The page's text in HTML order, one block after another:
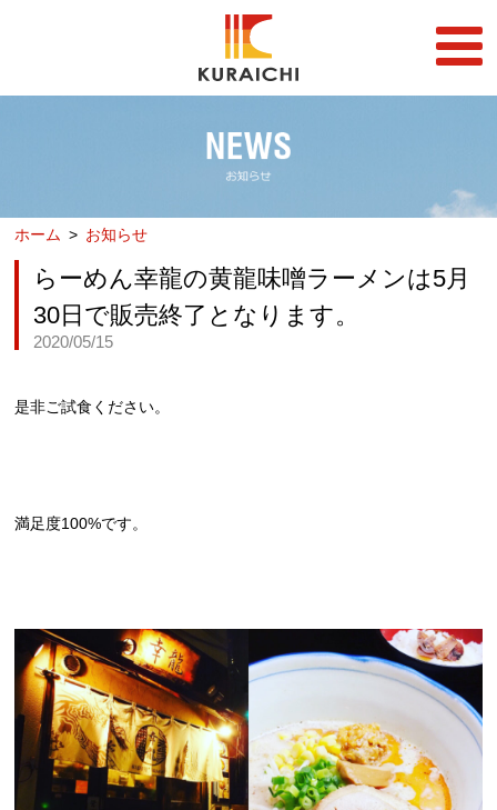
FRANCHISE
店舗一覧
丼店一覧
DON STORE
COMPANY
採用情報
RECRUIT
ホーム お知らせ
らーめん幸龍の黄龍味噌ラーメンは5月
30日で販売終了となります。
2020/05/15
是非ご試食ください。
満足度100%です。